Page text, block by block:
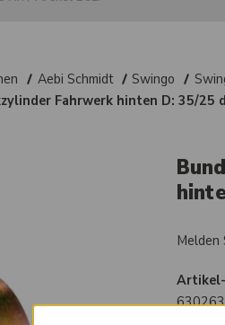
Aebi Schmidt Swingo
Fahrwerk hinten D: 35/25
Melden